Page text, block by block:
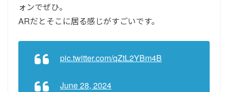
ォンでぜひ。
ARだとそこに居る感じがすごいです。
pic.twitter.com/qZtL2YBm4B
June 28, 2024